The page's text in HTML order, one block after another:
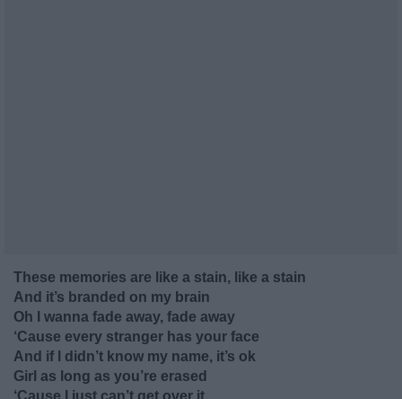
These memories are like a stain, like a stain
And it’s branded on my brain
Oh I wanna fade away, fade away
‘Cause every stranger has your face
And if I didn’t know my name, it’s ok
Girl as long as you’re erased
‘Cause I just can’t get over it